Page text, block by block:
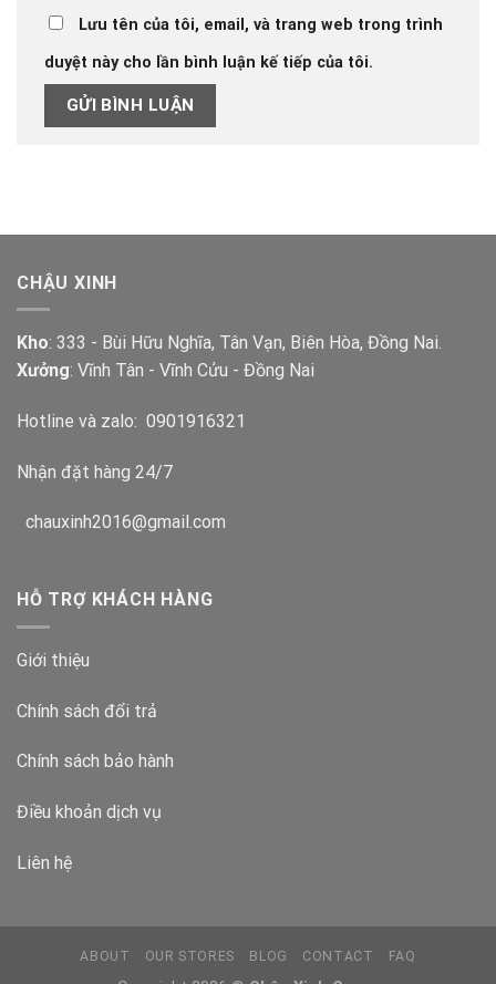
Lưu tên của tôi, email, và trang web trong trình
duyệt này cho lần bình luận kế tiếp của tôi.
CHẬU XINH
Kho: 333 - Bùi Hữu Nghĩa, Tân Vạn, Biên Hòa, Đồng Nai.
Xưởng: Vĩnh Tân - Vĩnh Cửu - Đồng Nai
Hotline và zalo: 0901916321
Nhận đặt hàng 24/7
chauxinh2016@gmail.com
HỖ TRỢ KHÁCH HÀNG
Giới thiệu
Chính sách đổi trả
Chính sách bảo hành
Điều khoản dịch vụ
Liên hệ
ABOUT OUR STORES BLOG CONTACT FAQ